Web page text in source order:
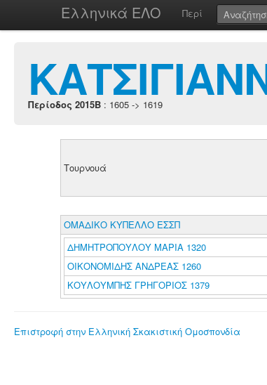
Ελληνικά ΕΛΟ Περί
Περίοδος 2015B : 1605 -> 1619
Τουρνουά
ΟΜΑΔΙΚΟ ΚΥΠΕΛΛΟ ΕΣΣΠ
ΔΗΜΗΤΡΟΠΟΥΛΟΥ ΜΑΡΙΑ 1320
ΟΙΚΟΝΟΜΙΔΗΣ ΑΝΔΡΕΑΣ 1260
ΚΟΥΛΟΥΜΠΗΣ ΓΡΗΓΟΡΙΟΣ 1379
Επιστροφή στην Ελληνική Σκακιστική Ομοσπονδία